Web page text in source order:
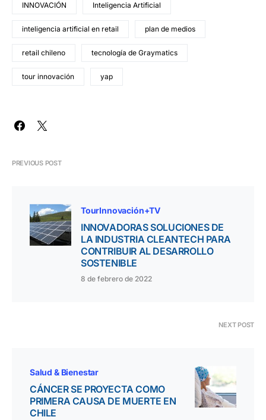
INNOVACIÓN Inteligencia Artificial
inteligencia artificial en retail plan de medios
retail chileno tecnología de Graymatics
tour innovación yap
PREVIOUS POST
TourInnovación+TV
INNOVADORAS SOLUCIONES DE
LA INDUSTRIA CLEANTECH PARA
CONTRIBUIR AL DESARROLLO
SOSTENIBLE
8 de febrero de 2022
NEXT POST
Salud & Bienestar
CÁNCER SE PROYECTA COMO
PRIMERA CAUSA DE MUERTE EN
CHILE